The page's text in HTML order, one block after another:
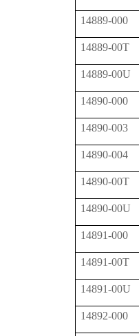
14889-000
14889-00T
14889-00U
14890-000
14890-003
14890-004
14890-00T
14890-00U
14891-000
14891-00T
14891-00U
14892-000